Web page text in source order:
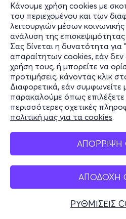
Κάνουμε χρήση cookies με
του περιεχομένου και των
λειτουργιών μέσων
ανάλυση της
Σας δίνεται η δυνατότητα
απαραίτητων cookies, εάν δεν
χρήση τους, ή μπορείτε να
προτιμήσεις, κάνοντας κλικ
Διαφορετικά, εάν
παρακαλούμε όπως
περισσότερες σχετικές
πολιτική μας για τα cookies.
ΑΠΟΔΟΧΗ
ΡΥΘΜΙΣΕΙΣ